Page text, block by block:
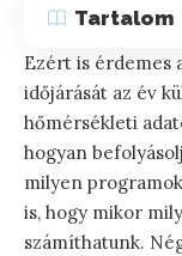
Tartalom
Ezért is érdemes
időjárását az év
hőmérsékleti
hogyan
milyen
is, hogy mikor
számíthatunk.